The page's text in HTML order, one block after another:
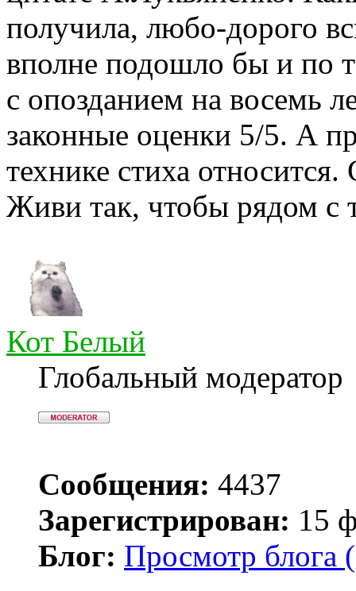
получила, любо-дорого
вполне подошло бы и по
с опозданием на восемь
законные оценки 5/5. А
технике стиха относится.
Живи так, чтобы рядом с
Кот Белый
Глобальный модератор
Сообщения: 4437
Зарегистрирован: 15
Блог: Просмотр блога